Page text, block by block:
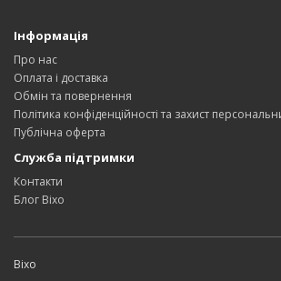
Інформація
Про нас
Оплата і доставка
Обмін та повернення
Політика конфіденційності та захист
Публічна оферта
Служба підтримки
Контакти
Блог Bixo
Bixo